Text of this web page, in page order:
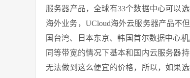
服务器产品，全球有33个数据中心可以
海外业务，UCloud海外云服务器产品不
国台湾、日本东京、韩国首尔数据中心
同等带宽的情况下基本和国内云服务器
无法做到这么便宜的价格，所以，如果